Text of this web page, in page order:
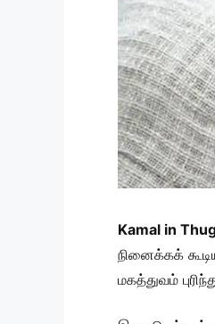
Kamal in
நினைக்கக்
மகத்துவம்